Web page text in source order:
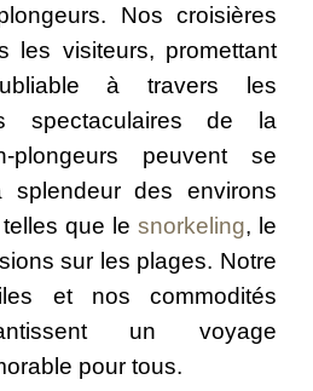
Nos croisières
les visiteurs, promettant
à travers les
spectaculaires de la
plongeurs peuvent se
splendeur des environs
que le snorkeling, le
sur les plages. Notre
et nos commodités
un voyage
pour tous.